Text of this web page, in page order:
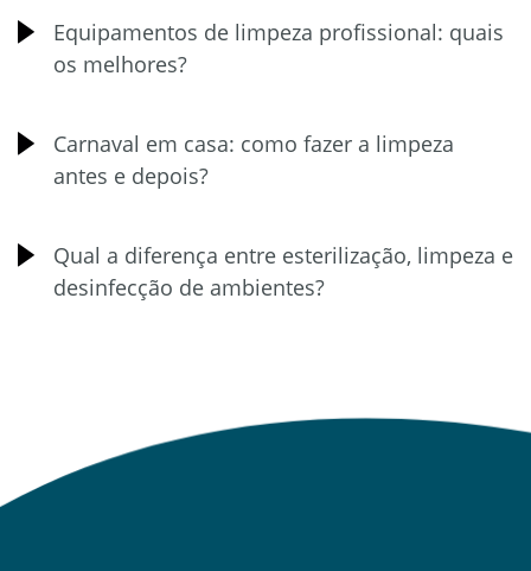
Equipamentos de limpeza profissional: quais
os melhores?
Carnaval em casa: como fazer a limpeza
antes e depois?
Qual a diferença entre esterilização, limpeza e
desinfecção de ambientes?